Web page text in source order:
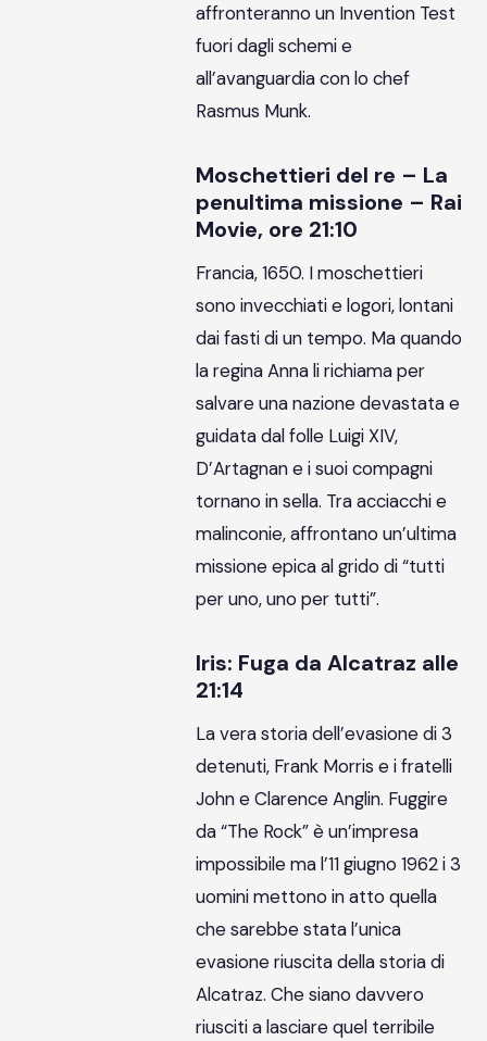
affronteranno un Invention Test
fuori dagli schemi e
all’avanguardia con lo chef
Rasmus Munk.
Moschettieri del re – La
penultima missione – Rai
Movie, ore 21:10
Francia, 1650. I moschettieri
sono invecchiati e logori, lontani
dai fasti di un tempo. Ma quando
la regina Anna li richiama per
salvare una nazione devastata e
guidata dal folle Luigi XIV,
D’Artagnan e i suoi compagni
tornano in sella. Tra acciacchi e
malinconie, affrontano un’ultima
missione epica al grido di “tutti
per uno, uno per tutti”.
Iris: Fuga da Alcatraz alle
21:14
La vera storia dell’evasione di 3
detenuti, Frank Morris e i fratelli
John e Clarence Anglin. Fuggire
da “The Rock” è un’impresa
impossibile ma l’11 giugno 1962 i 3
uomini mettono in atto quella
che sarebbe stata l’unica
evasione riuscita della storia di
Alcatraz. Che siano davvero
riusciti a lasciare quel terribile